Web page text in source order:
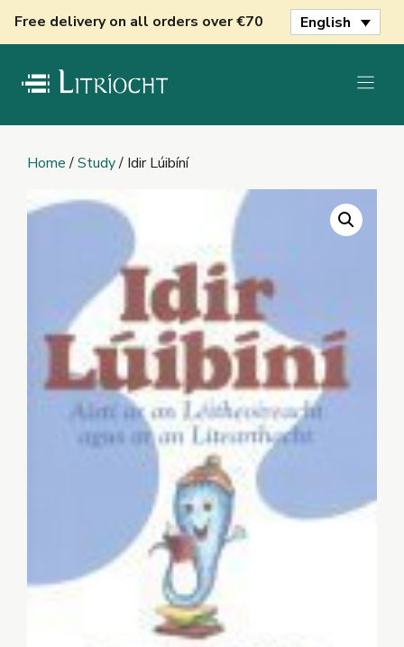
Free delivery on all orders over €70 English
Home/Study/ Idir Lúibíní